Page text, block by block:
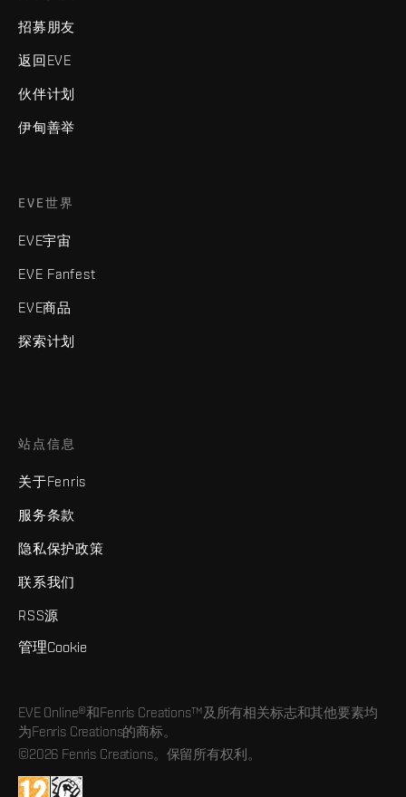
招募朋友
返回EVE
伙伴计划
伊甸善举
EVE世界
EVE宇宙
EVE Fanfest
EVE商品
探索计划
站点信息
关于Fenris
服务条款
隐私保护政策
联系我们
RSS源
管理Cookie
EVE Online®和Fenris Creations™及所有相关标志和其他要素均
为Fenris Creations的商标。
©2026 Fenris Creations。保留所有权利。